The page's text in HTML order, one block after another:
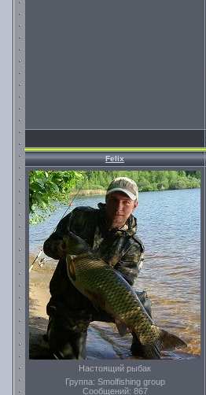
Felix
Настоящий рыбак
Группа: Smolfishing group
Сообщений: 867